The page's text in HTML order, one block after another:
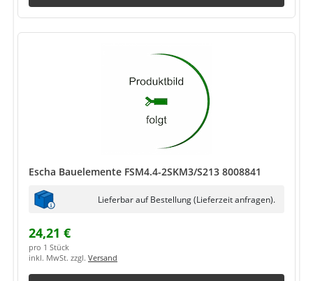
Escha Bauelemente FSM4.4-2SKM3/S213 8008841
Lieferbar auf Bestellung (Lieferzeit anfragen).
24,21 €
pro 1 Stück
inkl. MwSt. zzgl. Versand